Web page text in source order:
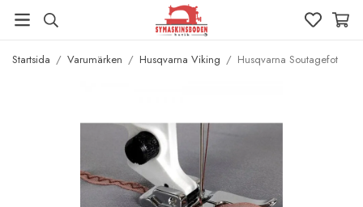
Startsida / Varumärken / Husqvarna Viking / Husqvarna Soutagefot